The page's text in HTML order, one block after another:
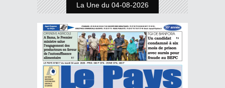
La Une du 04-08-2026